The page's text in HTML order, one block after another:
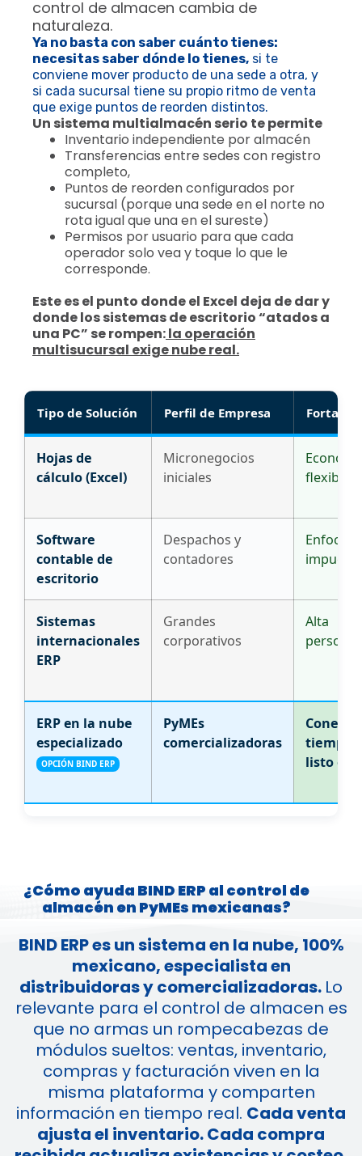
control de almacen cambia de
naturaleza.
Ya no basta con saber cuánto tienes:
necesitas saber dónde lo tienes, si te
conviene mover producto de una sede a otra, y
si cada sucursal tiene su propio ritmo de venta
que exige puntos de reorden distintos.
Un sistema multialmacén serio te permite
Inventario independiente por almacén
Transferencias entre sedes con registro
completo,
Puntos de reorden configurados por
sucursal (porque una sede en el norte no
rota igual que una en el sureste)
Permisos por usuario para que cada
operador solo vea y toque lo que le
corresponde.
Este es el punto donde el Excel deja de dar y
donde los sistemas de escritorio “atados a
una PC” se rompen:la operación
multisucursal exige nube real.
Tipo de Solución Perfil de Empresa
Hojas de
cálculo (Excel)
Micronegocios
iniciales
flexible
Software
contable de
escritorio
Despachos y
contadores
Sistemas
internacionales
ERP
Grandes
corporativos
Alta
ERP en la nube
especializado
OPCIÓN BIND ERP
PyMEs
comercializadoras
tiempo
listo en
¿Cómo ayuda BIND ERP al control de
almacén en PyMEs mexicanas?
BIND ERP es un sistema en la nube, 100%
mexicano, especialista en
distribuidoras y comercializadoras. Lo
relevante para el control de almacen es
que no armas un rompecabezas de
módulos sueltos: ventas, inventario,
compras y facturación viven en la
misma plataforma y comparten
información en tiempo real. Cada venta
ajusta el inventario. Cada compra